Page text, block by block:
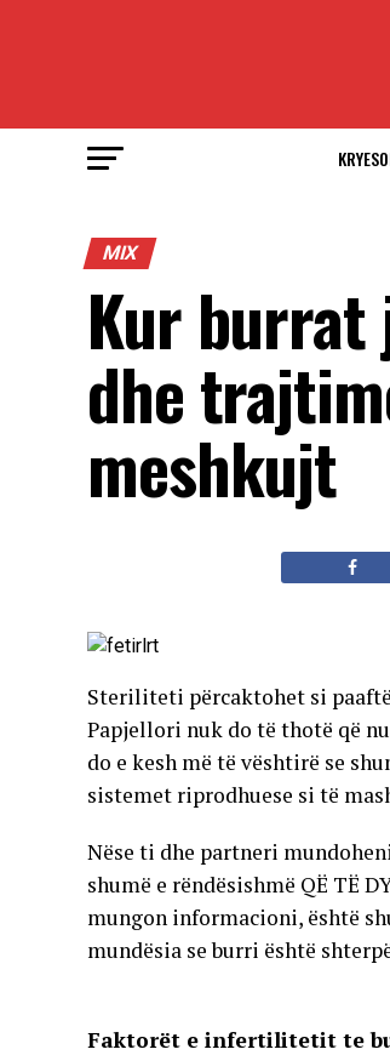
MIX
Kur
dhe
meshkujt
Steriliteti përcaktohet si
Papjellori nuk do të thotë që
do e kesh më të vështirë se
sistemet riprodhuese si të
Nëse ti dhe partneri
shumë e rëndësishmë QË TË
mungon informacioni, është
mundësia se burri është
Faktorët e infertilitetit te